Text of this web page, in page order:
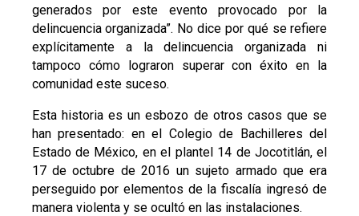
generados por este evento provocado por la
delincuencia organizada”. No dice por qué se refiere
explícitamente a la delincuencia organizada ni
tampoco cómo lograron superar con éxito en la
comunidad este suceso.
Esta historia es un esbozo de otros casos que se
han presentado: en el Colegio de Bachilleres del
Estado de México, en el plantel 14 de Jocotitlán, el
17 de octubre de 2016 un sujeto armado que era
perseguido por elementos de la fiscalía ingresó de
manera violenta y se ocultó en las instalaciones.